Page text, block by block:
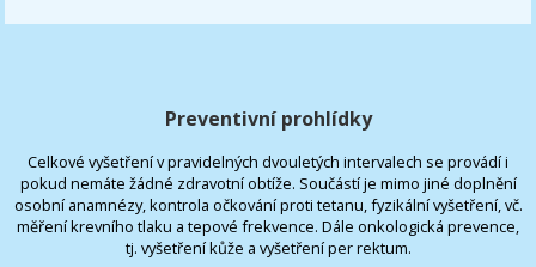
Preventivní prohlídky
Celkové vyšetření v pravidelných dvouletých intervalech se provádí i
pokud nemáte žádné zdravotní obtíže. Součástí je mimo jiné doplnění
osobní anamnézy, kontrola očkování proti tetanu, fyzikální vyšetření, vč.
měření krevního tlaku a tepové frekvence. Dále onkologická prevence,
tj. vyšetření kůže a vyšetření per rektum.